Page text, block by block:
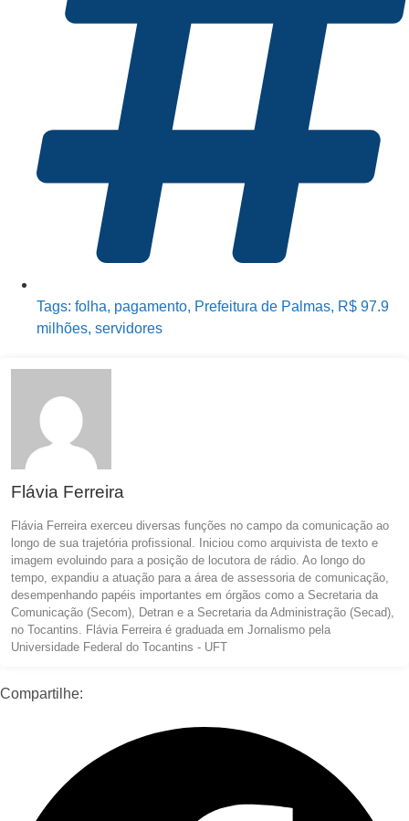
Tags: folha, pagamento, Prefeitura de Palmas, R$ 97.9
milhões, servidores
Flávia Ferreira
Flávia Ferreira exerceu diversas funções no campo da comunicação ao
longo de sua trajetória profissional. Iniciou como arquivista de texto e
imagem evoluindo para a posição de locutora de rádio. Ao longo do
tempo, expandiu a atuação para a área de assessoria de comunicação,
desempenhando papéis importantes em órgãos como a Secretaria da
Comunicação (Secom), Detran e a Secretaria da Administração (Secad),
no Tocantins. Flávia Ferreira é graduada em Jornalismo pela
Universidade Federal do Tocantins - UFT
Compartilhe: